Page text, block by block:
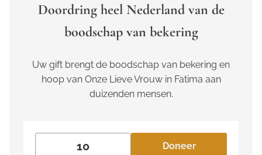
Doordring heel Nederland van de
boodschap van bekering
Uw gift brengt de boodschap van bekering en
hoop van Onze Lieve Vrouw in Fatima aan
duizenden mensen.
Doneer